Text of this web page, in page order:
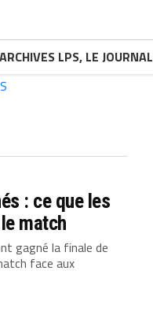
ARCHIVES LPS, LE JOURNAL
: ce que les
match
gagné la finale de
face aux